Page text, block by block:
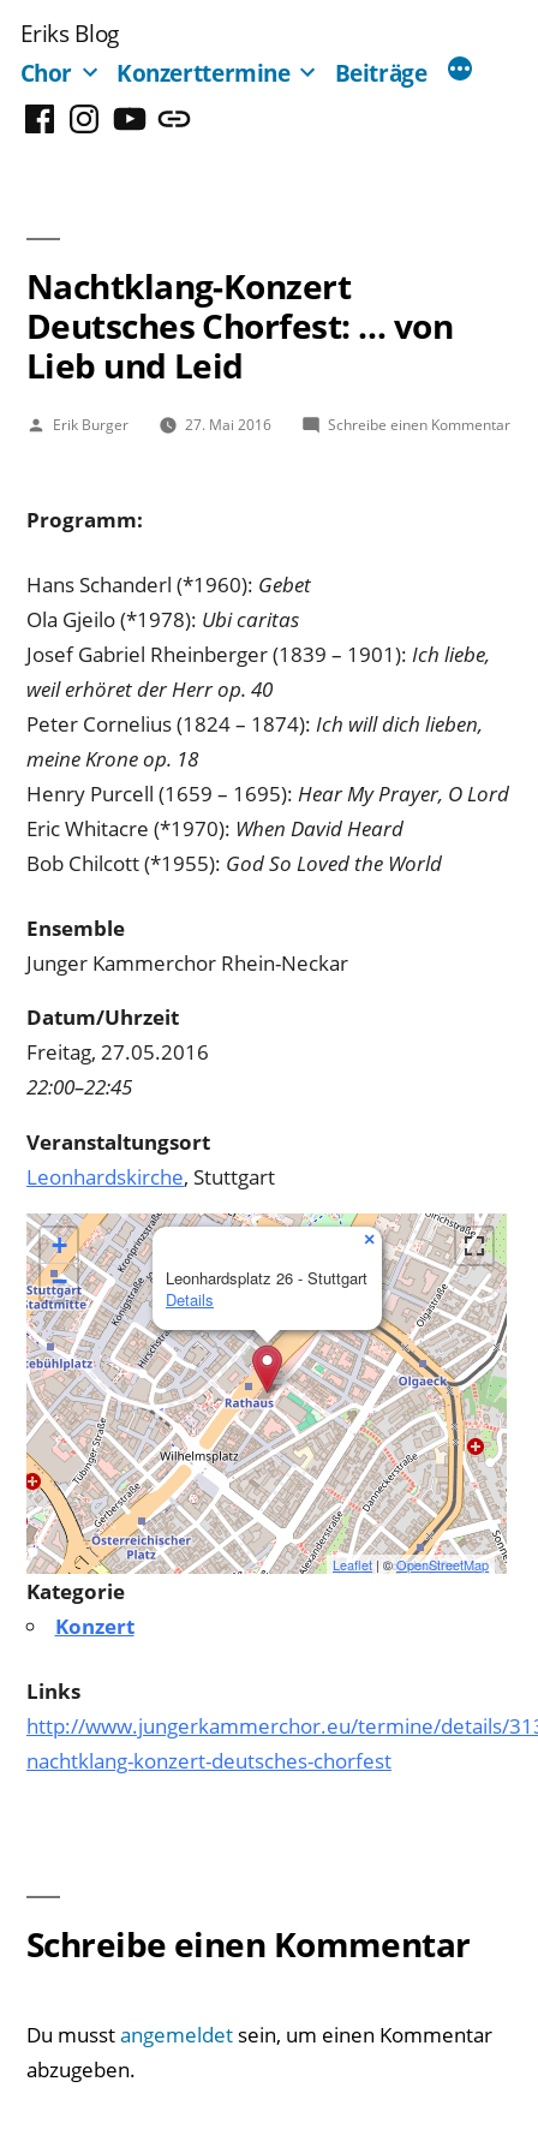
Inhalt
springen
Eriks Blog
Chor
Konzerttermine Beiträge
FacebookInstagram
YouTubeMastodon
Nachtklang-Konzert
Deutsches Chorfest: … von
Lieb und Leid
Veröffentlicht
Erik Burger 27. Mai 2016 Schreibe einen Kommentarzu
Programm:
Hans Schanderl (*1960): Gebet
Ola Gjeilo (*1978): Ubi caritas
Josef Gabriel Rheinberger (1839 – 1901): Ich liebe,
weil erhöret der Herr op. 40
Peter Cornelius (1824 – 1874): Ich will dich lieben,
meine Krone op. 18
Henry Purcell (1659 – 1695): Hear My Prayer, O Lord
Eric Whitacre (*1970): When David Heard
Bob Chilcott (*1955): God So Loved the World
Ensemble
Junger Kammerchor Rhein-Neckar
Datum/Uhrzeit
Freitag, 27.05.2016
22:00–22:45
Veranstaltungsort
Leonhardskirche, Stuttgart
Leonhardsplatz 26 - Stuttgart
Details
×
+
−
Leaflet | ©OpenStreetMap
Kategorie
Konzert
Links
http://www.jungerkammerchor.eu/termine/details/
nachtklang-konzert-deutsches-chorfest
Schreibe einen Kommentar
Du musstangemeldet sein, um einen Kommentar
abzugeben.